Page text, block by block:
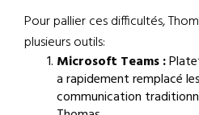
Pour pallier ces difficultés,
plusieurs outils:
Microsoft Teams :
a rapidement remplacé
communication